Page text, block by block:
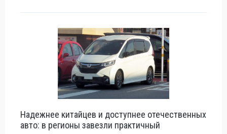
Надежнее китайцев и доступнее отечественных
авто: в регионы завезли практичный